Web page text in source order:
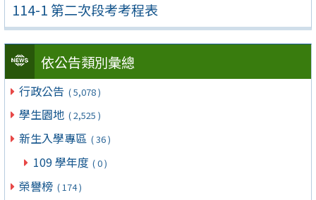
114-1 第二次段考考程表
依公告類別彙總
行政公告 ( 5,078 )
學生園地 ( 2,525 )
新生入學專區 ( 36 )
109 學年度 ( 0 )
榮譽榜 ( 174 )